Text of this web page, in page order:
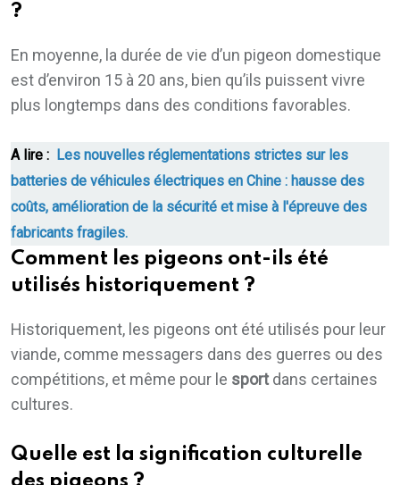
?
En moyenne, la durée de vie d’un pigeon domestique
est d’environ 15 à 20 ans, bien qu’ils puissent vivre
plus longtemps dans des conditions favorables.
A lire : Les nouvelles réglementations strictes sur les
batteries de véhicules électriques en Chine : hausse des
coûts, amélioration de la sécurité et mise à l'épreuve des
fabricants fragiles.
Comment les pigeons ont-ils été
utilisés historiquement ?
Historiquement, les pigeons ont été utilisés pour leur
viande, comme messagers dans des guerres ou des
compétitions, et même pour le sportdans certaines
cultures.
Quelle est la signification culturelle
des pigeons ?